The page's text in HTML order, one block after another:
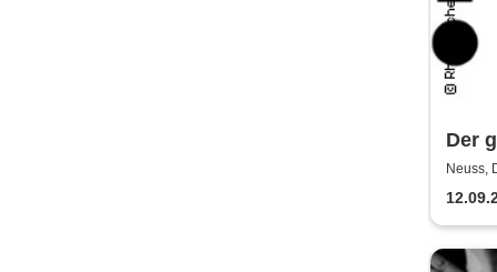
Der
Neuss,